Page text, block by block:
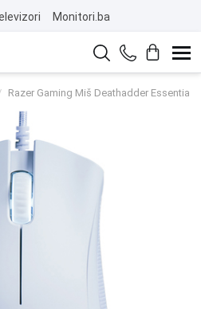
Monitori.ba
Razer Gaming Miš Deathadder Essential